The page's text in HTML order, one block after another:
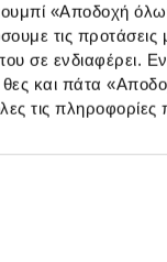
«Αποδοχή
τις προτάσεις
σε ενδιαφέρει.
και πάτα
τις πληροφορίες
Post-it Αυτοκόλλητα
Notes R330NR
13,90 €